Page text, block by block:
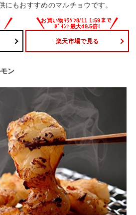
にもおすすめのマルチョウです。
楽天市場で見る
ン